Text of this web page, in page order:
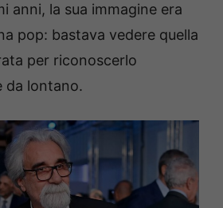
anni, la sua immagine era
pop: bastava vedere quella
per riconoscerlo
da lontano.